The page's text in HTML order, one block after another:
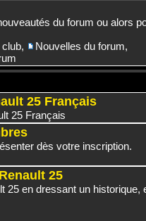
du forum ou alors
club, Nouvelles du forum,
25 Français
25 Français
dès votre inscription.
25
25 en dressant un historique,